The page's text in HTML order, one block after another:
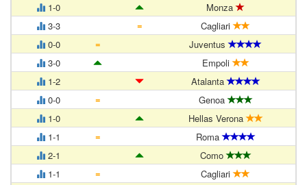
1-0
Monza
3-3
=
Cagliari
0-0
=
Juventus
3-0
Empoli
1-2
Atalanta
0-0
=
Genoa
1-0
Hellas Verona
1-1
=
Roma
2-1
Como
1-1
=
Cagliari